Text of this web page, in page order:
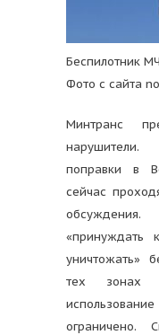
Беспилотник
Фото с сайта
Минтранс
поправки в
сейчас
«принуждать
уничтожать»
тех зонах
ограничено.